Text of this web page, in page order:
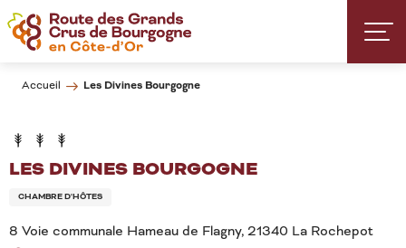
Aller
au
contenu
Accueil Les Divines Bourgogne
LES DIVINES BOURGOGNE
CHAMBRE D'HÔTES
8 Voie communale Hameau de Flagny, 21340 La Rochepot